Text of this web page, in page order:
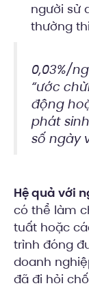
người sử
thường
0,03%/
“ước
động
phát
số ngày
Hệ quả với
có thể làm
tuất hoặc
trình đóng
doanh
đã đi hỏi